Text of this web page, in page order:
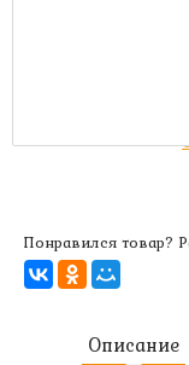
Понравился товар?
Описание